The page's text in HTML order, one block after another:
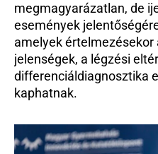
megmagyarázatlan, de
események
amelyek
jelenségek, a légzési
differenciáldiagnosztika
kaphatnak.